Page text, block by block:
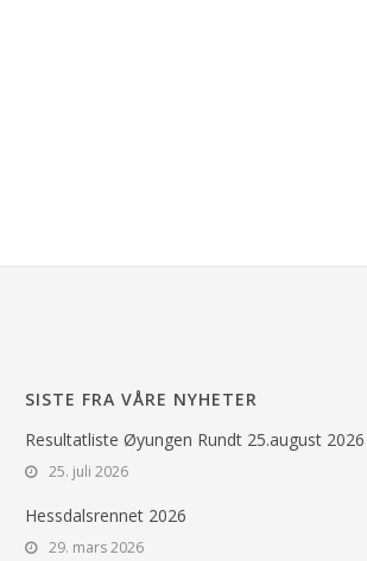
SISTE FRA VÅRE NYHETER
Resultatliste Øyungen Rundt 25.august 2026
25. juli 2026
Hessdalsrennet 2026
29. mars 2026